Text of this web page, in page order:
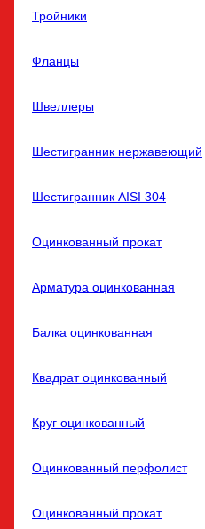
Тройники
Фланцы
Швеллеры
Шестигранник нержавеющий
Шестигранник AISI 304
Оцинкованный прокат
Арматура оцинкованная
Балка оцинкованная
Квадрат оцинкованный
Круг оцинкованный
Оцинкованный перфолист
Оцинкованный прокат